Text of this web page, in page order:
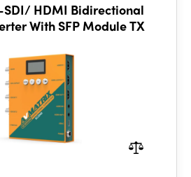
HDMI Bidirectional
With SFP Module TX